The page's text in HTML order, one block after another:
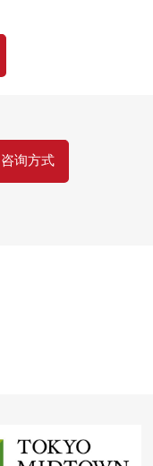
设施的向导而
宅贷款(月的偿还
所以的时候在页下
咨询方式